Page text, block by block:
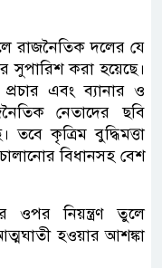
রাজনৈতিক দলের যে
সুপারিশ করা হয়েছে।
প্রচার এবং ব্যানার ও
নেতাদের ছবি
তবে কৃত্রিম বুদ্ধিমত্তা
বিধানসহ বেশ
ওপর নিয়ন্ত্রণ তুলে
হওয়ার আশঙ্কা